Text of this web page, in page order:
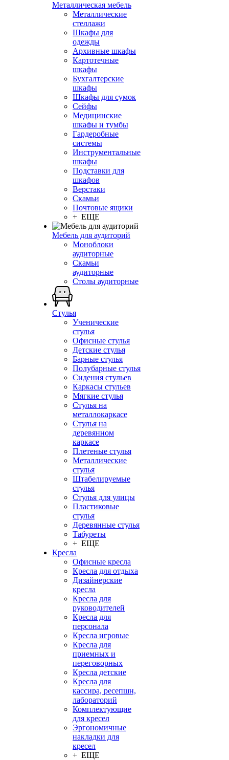
Металлическая мебель
Металлические
стеллажи
Шкафы для
одежды
Архивные шкафы
Картотечные
шкафы
Бухгалтерские
шкафы
Шкафы для сумок
Сейфы
Медицинские
шкафы и тумбы
Гардеробные
системы
Инструментальные
шкафы
Подставки для
шкафов
Верстаки
Скамьи
Почтовые ящики
+ ЕЩЕ
Мебель для аудиторий
Моноблоки
аудиторные
Скамьи
аудиторные
Столы аудиторные
Стулья
Ученические
стулья
Офисные стулья
Детские стулья
Барные стулья
Полубарные стулья
Сидения стульев
Каркасы стульев
Мягкие стулья
Стулья на
металлокаркасе
Стулья на
деревянном
каркасе
Плетеные стулья
Металлические
стулья
Штабелируемые
стулья
Стулья для улицы
Пластиковые
стулья
Деревянные стулья
Табуреты
+ ЕЩЕ
Кресла
Офисные кресла
Кресла для отдыха
Дизайнерские
кресла
Кресла для
руководителей
Кресла для
персонала
Кресла игровые
Кресла для
приемных и
переговорных
Кресла детские
Кресла для
кассира, ресепшн,
лабораторий
Комплектующие
для кресел
Эргономичные
накладки для
кресел
+ ЕЩЕ